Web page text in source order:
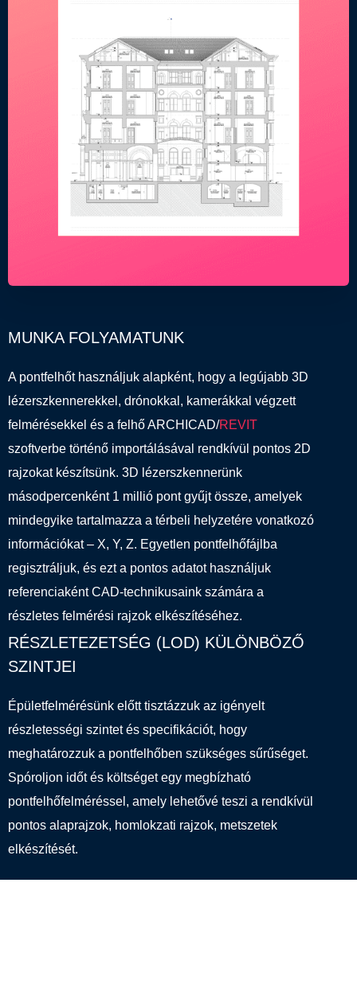
MUNKA FOLYAMATUNK
A pontfelhőt használjuk alapként, hogy a legújabb 3D
lézerszkennerekkel, drónokkal, kamerákkal végzett
felmérésekkel és a felhő ARCHICAD/REVIT
szoftverbe történő importálásával rendkívül pontos 2D
rajzokat készítsünk. 3D lézerszkennerünk
másodpercenként 1 millió pont gyűjt össze, amelyek
mindegyike tartalmazza a térbeli helyzetére vonatkozó
információkat – X, Y, Z. Egyetlen pontfelhőfájlba
regisztráljuk, és ezt a pontos adatot használjuk
referenciaként CAD-technikusaink számára a
részletes felmérési rajzok elkészítéséhez.
RÉSZLETEZETSÉG (LOD) KÜLÖNBÖZŐ
SZINTJEI
Épületfelmérésünk előtt tisztázzuk az igényelt
részletességi szintet és specifikációt, hogy
meghatározzuk a pontfelhőben szükséges sűrűséget.
Spóroljon időt és költséget egy megbízható
pontfelhőfelméréssel, amely lehetővé teszi a rendkívül
pontos alaprajzok, homlokzati rajzok, metszetek
elkészítését.